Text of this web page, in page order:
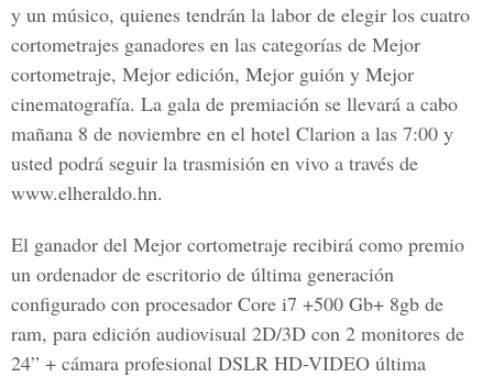
y un músico, quienes tendrán la labor de elegir los cuatro
cortometrajes ganadores en las categorías de Mejor
cortometraje, Mejor edición, Mejor guión y Mejor
cinematografía. La gala de premiación se llevará a cabo
mañana 8 de noviembre en el hotel Clarion a las 7:00 y
usted podrá seguir la trasmisión en vivo a través de
www.elheraldo.hn.
El ganador del Mejor cortometraje recibirá como premio
un ordenador de escritorio de última generación
configurado con procesador Core i7 +500 Gb+ 8gb de
ram, para edición audiovisual 2D/3D con 2 monitores de
24” + cámara profesional DSLR HD-VIDEO última